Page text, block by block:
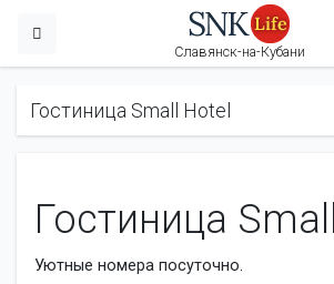
Славянск-на-Кубани
Гостиница Small Hotel
Гостиница
Уютные номера посуточно.